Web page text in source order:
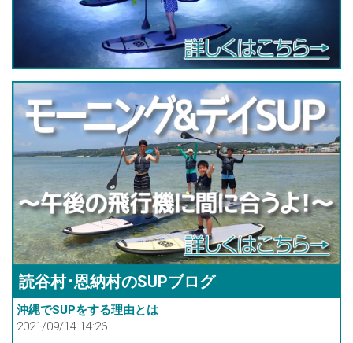
読谷村･恩納村のSUPブログ
沖縄でSUPをする理由とは
2021/09/14 14:26